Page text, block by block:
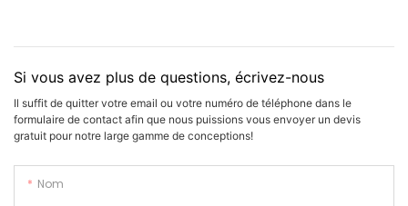
Si vous avez plus de questions, écrivez-nous
Il suffit de quitter votre email ou votre numéro de téléphone dans le
formulaire de contact afin que nous puissions vous envoyer un devis
gratuit pour notre large gamme de conceptions!
Nom